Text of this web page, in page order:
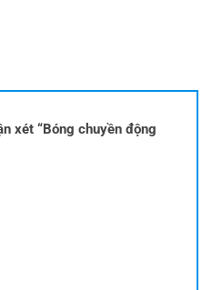
xét “Bóng chuyền động